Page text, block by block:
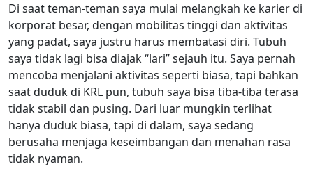
Di saat teman-teman saya mulai melangkah ke karier di
korporat besar, dengan mobilitas tinggi dan aktivitas
yang padat, saya justru harus membatasi diri. Tubuh
saya tidak lagi bisa diajak “lari” sejauh itu. Saya pernah
mencoba menjalani aktivitas seperti biasa, tapi bahkan
saat duduk di KRL pun, tubuh saya bisa tiba-tiba terasa
tidak stabil dan pusing. Dari luar mungkin terlihat
hanya duduk biasa, tapi di dalam, saya sedang
berusaha menjaga keseimbangan dan menahan rasa
tidak nyaman.